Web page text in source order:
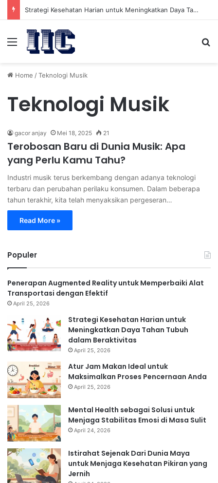
Strategi Kesehatan Harian untuk Meningkatkan Daya Tahan Tubuh dalam Beraktivitas
Menu
Home /Teknologi Musik
Teknologi Musik
gacor anjay Mei 18, 2025 21
Terobosan Baru di Dunia Musik: Apa
yang Perlu Kamu Tahu?
Industri musik terus berkembang dengan adanya teknologi
terbaru dan perubahan perilaku konsumen. Dalam beberapa
tahun terakhir, kita telah menyaksikan pergeseran…
Read More »
Populer
Penerapan Augmented Reality untuk Memperbaiki Alat
Transportasi dengan Efektif
April 25, 2026
Strategi Kesehatan Harian untuk
Meningkatkan Daya Tahan Tubuh
dalam Beraktivitas
April 25, 2026
Atur Jam Makan Ideal untuk
Maksimalkan Proses Pencernaan Anda
April 25, 2026
Mental Health sebagai Solusi untuk
Menjaga Stabilitas Emosi di Masa Sulit
April 24, 2026
Istirahat Sejenak Dari Dunia Maya
untuk Menjaga Kesehatan Pikiran yang
Jernih